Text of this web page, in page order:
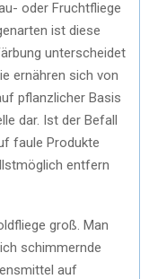
oder Fruchtfliege
ist diese
unterscheidet
ernähren sich von
pflanzlicher Basis
dar. Ist der Befall
faule Produkte
entfern
groß. Man
schimmernde
auf